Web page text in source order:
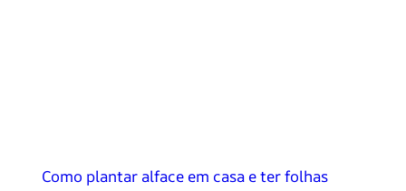
Como plantar alface em casa e ter folhas